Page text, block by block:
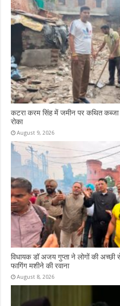
कटरा करम सिंह में जमीन पर कथित
रोका
August 9, 2026
विधायक डॉ अजय गुप्ता ने लोगों की अच्छी
फागिंग मशीने की रवाना
August 8, 2026